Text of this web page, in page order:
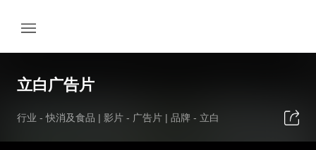
立白广告片
行业 -快消及食品 | 影片 - 广告片 | 品牌 - 立白